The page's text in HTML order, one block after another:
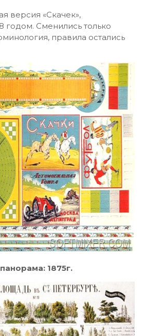
версия «Скачек»,
годом. Сменились только
правила остались
1875г.